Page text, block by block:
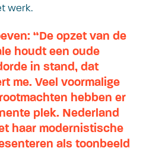
werk.
“De opzet van de
houdt een oude
in stand, dat
me. Veel voormalige
hebben er
plek. Nederland
haar modernistische
als toonbeeld